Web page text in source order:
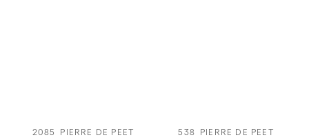
2085 PIERRE DE PEET 538 PIERRE DE PEET